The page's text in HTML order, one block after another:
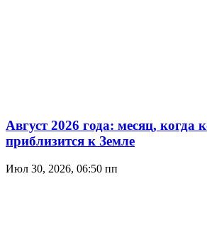
Август 2026 года: месяц, когда
приблизится к Земле
Июл 30, 2026, 06:50 пп